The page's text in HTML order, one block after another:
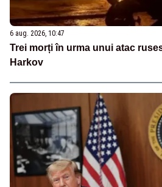
6 aug. 2026, 10:47
Trei morți în urma unui atac
Harkov